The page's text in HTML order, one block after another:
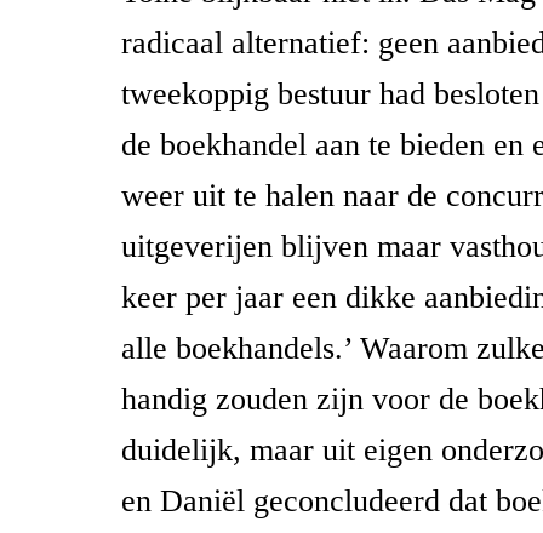
radicaal alternatief: geen
tweekoppig bestuur had
de boekhandel aan te bieden en
weer uit te halen naar de
uitgeverijen blijven maar
keer per jaar een dikke
alle boekhandels.’ Waarom
handig zouden zijn voor de
duidelijk, maar uit eigen
en Daniël geconcludeerd dat